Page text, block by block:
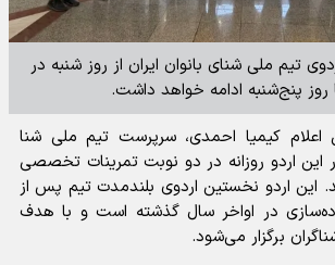
تیم ملی شنای بانوان ایران از روز شنبه در
پنج‌شنبه ادامه خواهد داشت.
اعلام کیمیا احمدی، سرپرست تیم ملی شنا
این اردو روزانه در دو نوبت تمرینات تخصصی
این اردو نخستین اردوی بلندمدت تیم پس از
در اواخر سال گذشته است و با هدف
برگزار می‌شود.